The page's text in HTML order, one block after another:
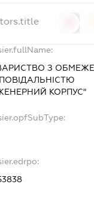
З
КОРПУС"